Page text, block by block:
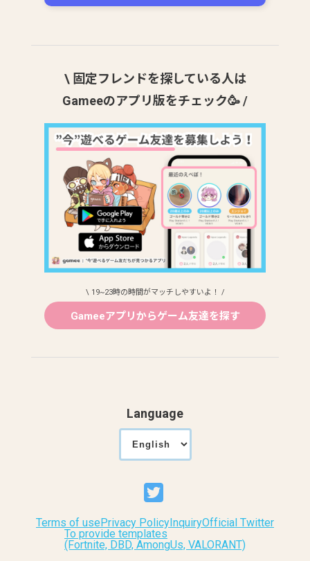
\ 固定フレンドを探している人は
Gameeのアプリ版をチェック🥳 /
\ 19~23時の時間がマッチしやすいよ！ /
Gameeアプリからゲーム友達を探す
Language
Terms of usePrivacy Policy InquiryOfficial Twitter
To provide templates
(Fortnite, DBD, AmongUs, VALORANT)